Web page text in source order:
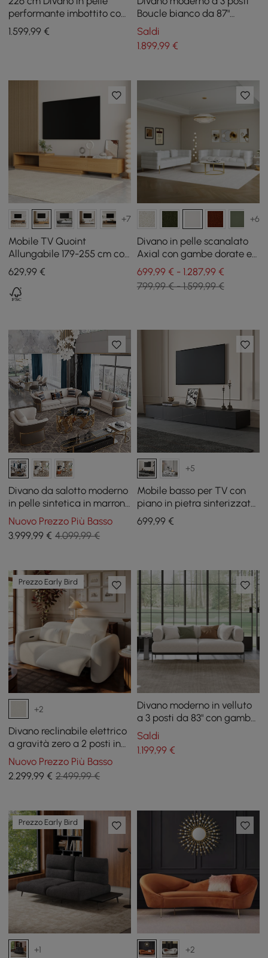
performante imbottito con
canali e gambe dorate
1.599,99 €
Boucle bianco da 87"
convertibile con
portaoggetti laterale
Saldi
1.899,99€
+7
Mobile TV Quoint
Allungabile 179-255 cm con
3 Cassetti
629,99 €
+6
Divano in pelle scanalato
Axial con gambe dorate e
cuscini, 201 cm, Set da 2
699,99 € - 1.287,99 €
799,99 € - 1.599,99 €
Divano da salotto moderno
in pelle sintetica in marrone
e bianco, set di 3
Nuovo Prezzo Più Basso
3.999,99 € 4.099,99 €
+5
Mobile basso per TV con
piano in pietra sinterizzata
e 4 cassetti, 200 cm
699,99€
Prezzo Early Bird
+2
Divano reclinabile elettrico
a gravità zero a 2 posti in
ciniglia da 89 pollici con
cuscini e porta USB
Nuovo Prezzo Più Basso
2.299,99 € 2.499,99 €
Divano moderno in velluto
a 3 posti da 83" con gambe
in metallo
Saldi
1.199,99€
Prezzo Early Bird
+1 +2